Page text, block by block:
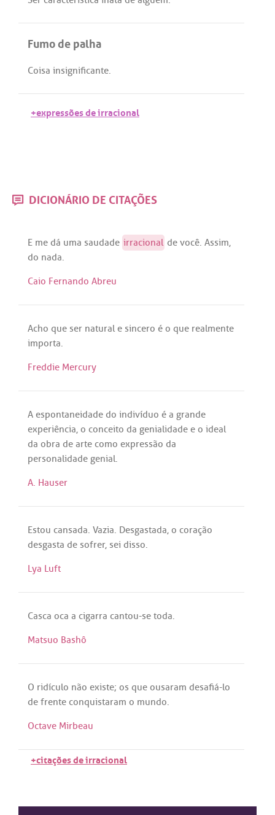
Fumo de palha
Coisa insignificante.
+expressões de irracional
DICIONÁRIO DE CITAÇÕES
E me dá uma saudade irracional de você. Assim,
do nada.
Caio Fernando Abreu
Acho que ser naturale sincero é o que realmente
importa.
Freddie Mercury
A espontaneidade do indivíduo é a grande
experiência, o conceito da genialidade e o ideal
da obra de arte como expressão da
personalidade genial.
A. Hauser
Estou cansada. Vazia. Desgastada, o coração
desgasta de sofrer, sei disso.
Lya Luft
Casca oca a cigarra cantou-se toda.
Matsuo Bashô
O ridículo não existe; os que ousaram desafiá-lo
de frente conquistaram o mundo.
Octave Mirbeau
+citações de irracional